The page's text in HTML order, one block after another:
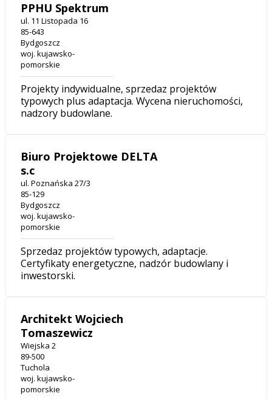
PPHU Spektrum
ul. 11 Listopada 16
85-643
Bydgoszcz
woj. kujawsko-
pomorskie
Projekty indywidualne, sprzedaz projektów
typowych plus adaptacja. Wycena nieruchomości,
nadzory budowlane.
Biuro Projektowe DELTA
s.c
ul. Poznańska 27/3
85-129
Bydgoszcz
woj. kujawsko-
pomorskie
Sprzedaz projektów typowych, adaptacje.
Certyfikaty energetyczne, nadzór budowlany i
inwestorski.
Architekt Wojciech
Tomaszewicz
Wiejska 2
89-500
Tuchola
woj. kujawsko-
pomorskie